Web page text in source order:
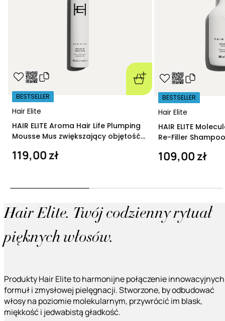
Hair Elite
BESTSELLER
HAIR ELITE Aroma Hair Life Plumping
Mousse Mus zwiększający objętość
119,00 zł
Hair Elite
BESTSELLER
HAIR ELITE
Re-Filler
109,00 zł
Hair Elite. Twój codzienny rytuał
pięknych włosów.
Produkty Hair Elite to harmonijne połączenie innowacyjnych
formuł i zmysłowej pielęgnacji. Stworzone, by odbudować
włosy na poziomie molekularnym, przywrócić im blask,
miękkość i jedwabistą gładkość.